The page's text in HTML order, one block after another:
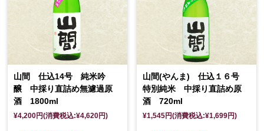
山間 仕込14号 純米吟
醸 中採り直詰め無濾過原
酒 1800ml
¥4,200円(消費税込:¥4,620円)
山間(やんま) 仕込１６号
特別純米 中採り直詰め原
酒 720ml
¥1,545円(消費税込:¥1,699円)